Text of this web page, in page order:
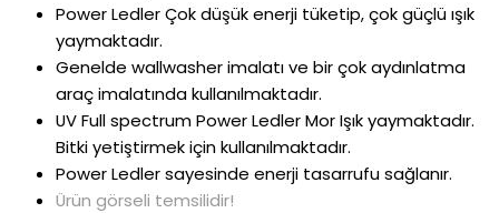
Power Ledler Çok düşük enerji tüketip, çok güçlü ışık
yaymaktadır.
Genelde wallwasher imalatı ve bir çok aydınlatma
araç imalatında kullanılmaktadır.
UV Full spectrum Power Ledler Mor Işık yaymaktadır.
Bitki yetiştirmek için kullanılmaktadır.
Power Ledler sayesinde enerji tasarrufu sağlanır.
Ürün görseli temsilidir!